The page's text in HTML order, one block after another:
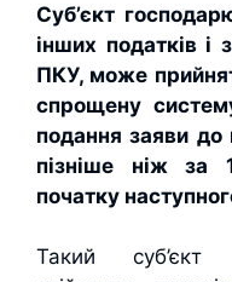
Суб’єкт
інших податків і
ПКУ, може
спрощену
подання заяви
пізніше ніж за
початку
Такий суб’єкт